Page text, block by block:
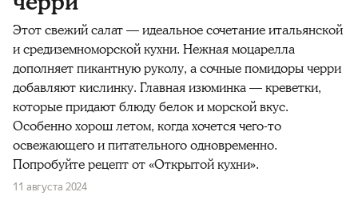
Этот свежий салат — идеальное сочетание итальянской
и средиземноморской кухни. Нежная моцарелла
дополняет пикантную руколу, а сочные помидоры черри
добавляют кислинку. Главная изюминка — креветки,
которые придают блюду белок и морской вкус.
Особенно хорош летом, когда хочется чего-то
освежающего и питательного одновременно.
Попробуйте рецепт от «Открытой кухни».
11 августа 2024